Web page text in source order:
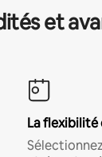
et
La flexibilité